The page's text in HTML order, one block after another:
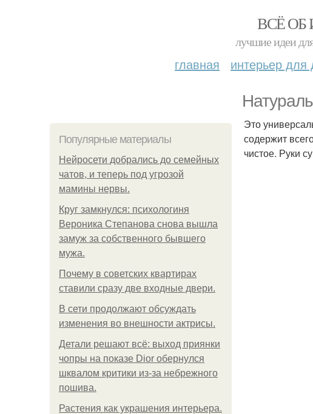
ВСЁ ОБ
лучшие идеи
главная интерьер для
Популярные материалы
Нейросети добрались до семейных
чатов, и теперь под угрозой
мамины нервы.
Круг замкнулся: психологиня
Вероника Степанова снова вышла
замуж за собственного бывшего
мужа.
Почему в советских квартирах
ставили сразу две входные двери.
В сети продолжают обсуждать
изменения во внешности актрисы.
Детали решают всё: выход приянки
чопры на показе Dior обернулся
шквалом критики из-за небрежного
пошива.
Растения как украшения интерьера.
Это
содержит
чистое. Руки